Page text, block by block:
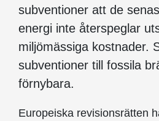
subventioner att de
energi inte återspeglar
miljömässiga kostnader.
subventioner till fossila
förnybara.
Europeiska revisionsrätten